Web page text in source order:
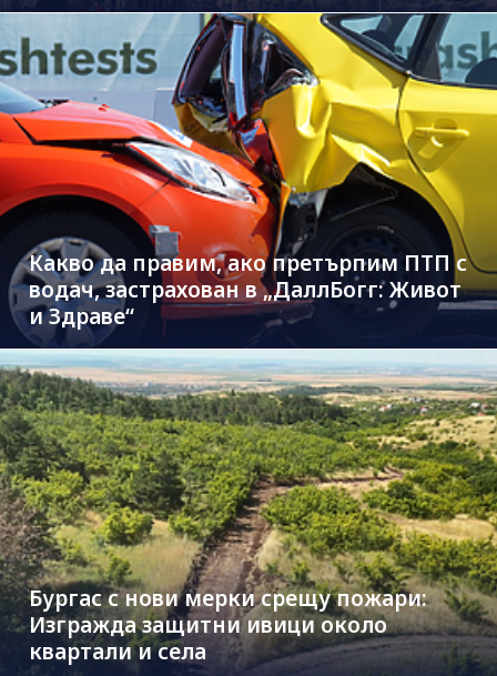
Какво да правим, ако претърпим ПТП с
водач, застрахован в „ДаллБогг: Живот
и Здраве“
Бургас с нови мерки срещу пожари:
Изгражда защитни ивици около
квартали и села